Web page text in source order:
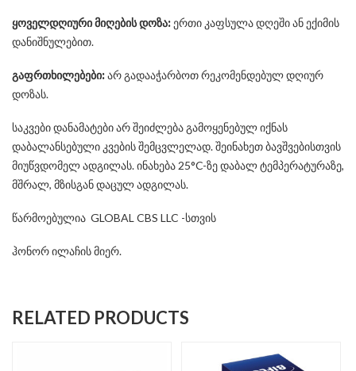
ყოველდღიური მიღების დოზა: ერთი კაფსულა დღეში ან ექიმის
დანიშნულებით.
გაფრთხილებები:არ გადააჭარბოთ რეკომენდებულ დღიურ
დოზას.
საკვები დანამატები არ შეიძლება გამოყენებულ იქნას
დაბალანსებული კვების შემცვლელად. შეინახეთ ბავშვებისთვის
მიუწვდომელ ადგილას. ინახება 25°C-ზე დაბალ ტემპერატურაზე,
მშრალ, მზისგან დაცულ ადგილას.
წარმოებულია GLOBAL CBS LLC -სთვის
ჰონორ ილაჩის მიერ.
RELATED PRODUCTS